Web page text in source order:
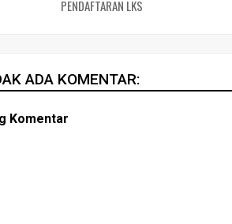
PENDAFTARAN LKS
ADA KOMENTAR:
Komentar